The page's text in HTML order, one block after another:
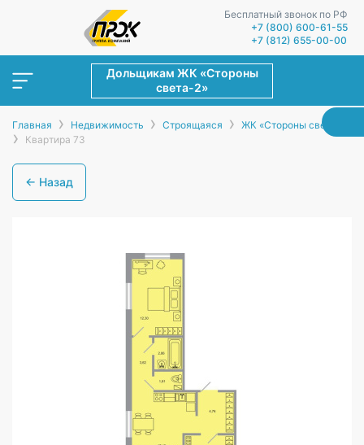
Бесплатный звонок по РФ
+7 (800) 600-61-55
+7 (812) 655-00-00
Дольщикам ЖК «Стороны
света-2»
Главная › Недвижимость › Строящаяся › ЖК «Стороны света-2»
› Квартира 73
← Назад